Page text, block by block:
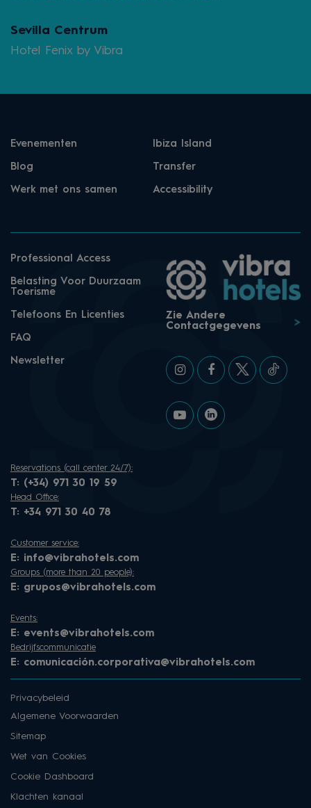
Sevilla Centrum
Hotel Fenix by Vibra
Evenementen Ibiza Island
Blog Transfer
Werk met ons samen Accessibility
Professional Access
Belasting Voor Duurzaam
Toerisme
Telefoons En Licenties
FAQ
Newsletter
Zie Andere
Contactgegevens
Reservations (call center 24/7):
T: (+34) 971 30 19 59
Head Office:
T: +34 971 30 40 78
Customer service:
E: info@vibrahotels.com
Groups (more than 20 people):
E: grupos@vibrahotels.com
Events:
E: events@vibrahotels.com
Bedrijfscommunicatie
E: comunicación.corporativa@vibrahotels.com
Privacybeleid
Algemene Voorwaarden
Sitemap
Wet van Cookies
Cookie Dashboard
Klachten kanaal